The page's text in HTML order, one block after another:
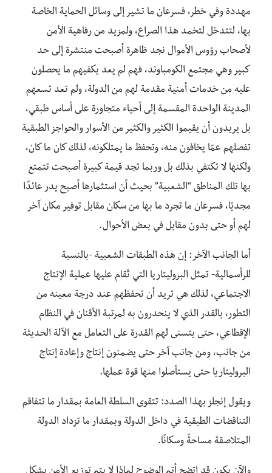
مهددة وفي خطر، فسرعان ما تشير إلى وسائل الحماية الخاصة
بها، لتتدخل لتخمد هذا الصراع، ولمزيد من رفاهية الأمن
لأصحاب رؤوس الأموال نجد ظاهرة أصبحت منتشرة إلى حد
كبير وهي مجتمع الكومباوند، فهم لم يعد يكفيهم ما يحصلون
عليه من خدمات أمنية مقدمة لهم من الدولة، ولم تعد تسعهم
المدينة الواحدة المقسمة إلى أحياء متجاورة على أساس طبقي،
بل يريدون أن يقيموا الكثير والكثير من الأسوار والحواجز الطبقية
تفصلهم عمّا يخافون منه، وتحفظ ما يمتلكونه، لذلك كان ما كان،
ولكنها لا تكتفي بذلك بل وربما تجد قيمة كبيرة أصبحت تتمتع
بها تلك المناطق “الشعبية” بحيث أن استثمارها أصبح يدر عائدًا
مجديًا، فسرعان ما تجرد ما بها من سكان مقابل توفير مكان آخر
لهم أو حتى بدون مقابل في بعض الأحوال.
أما الجانب الآخر: إن هذه الطبقات الشعبية -بالنسبة
للرأسمالية- تمثل البروليتاريا التي تُقام عليها عملية الإنتاج
الاجتماعي، لذلك هي تريد أن تحفظهم عند درجة معينه من
التطور، بالقدر الذي لا ينحدرون به لمرتبة الأقنان في النظام
الإقطاعي، حتى يتسنى لهم القدرة على التعامل مع الآلة الحديثة
من جانب، ومن جانب آخر حتى يضمنون إنتاج وإعادة إنتاج
البروليتاريا حتى يستأصلوا منها قوة عملها.
ويقول إنجلز بهذا الصدد: تتقوى السلطة العامة بمقدار ما تتفاقم
التناقضات الطبقية في داخل الدولة وبمقدار ما تزداد الدولة
المتلاصقة مساحةً وسكانًا.